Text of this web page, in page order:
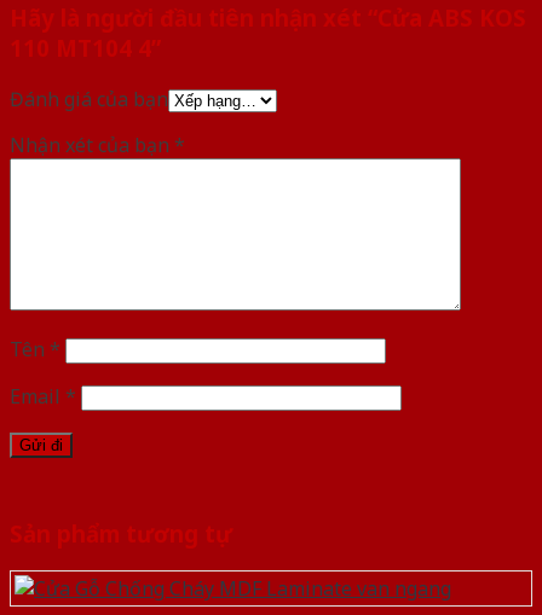
Hãy là người đầu tiên nhận xét “Cửa ABS KOS
110 MT104 4”
Đánh giá của bạn
Nhận xét của bạn *
Tên *
Email *
Sản phẩm tương tự